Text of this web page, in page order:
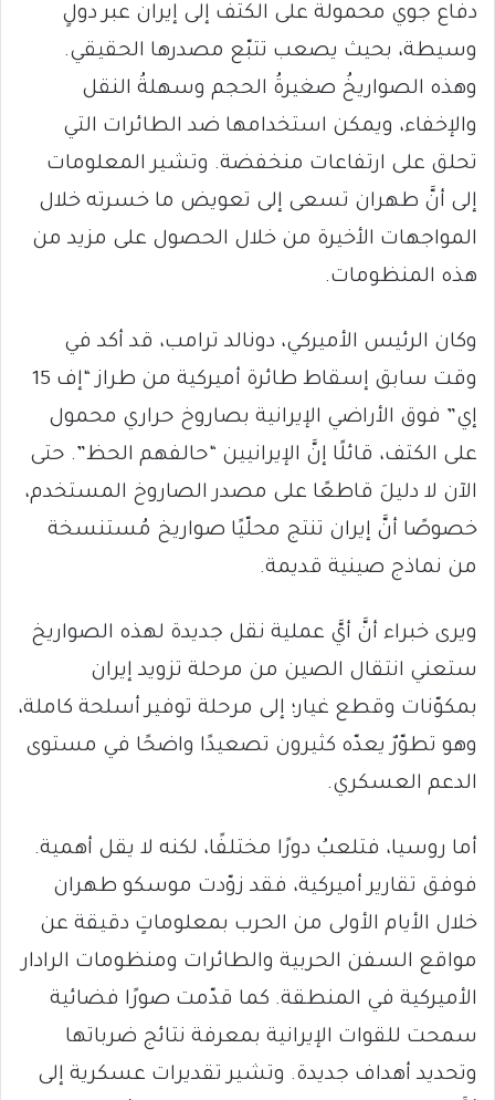
دفاع جوي محمولة على الكتف إلى إيران عبر دولٍ
وسيطة، بحيث يصعب تتبّع مصدرها الحقيقي.
وهذه الصواريخُ صغيرةُ الحجم وسهلةُ النقل
والإخفاء، ويمكن استخدامها ضد الطائرات التي
تحلق على ارتفاعات منخفضة. وتشير المعلومات
إلى أنَّ طهران تسعى إلى تعويض ما خسرته خلال
المواجهات الأخيرة من خلال الحصول على مزيد من
هذه المنظومات.
وكان الرئيس الأميركي، دونالد ترامب، قد أكد في
وقت سابق إسقاط طائرة أميركية من طراز “إف 15
إي” فوق الأراضي الإيرانية بصاروخ حراري محمول
على الكتف، قائلًا إنَّ الإيرانيين “حالفهم الحظ”. حتى
الآن لا دليلَ قاطعًا على مصدر الصاروخ المستخدم،
خصوصًا أنَّ إيران تنتج محلّيًا صواريخ مُستنسخة
من نماذج صينية قديمة.
ويرى خبراء أنَّ أيَّ عملية نقل جديدة لهذه الصواريخ
ستعني انتقال الصين من مرحلة تزويد إيران
بمكوّنات وقطع غيار؛ إلى مرحلة توفير أسلحة كاملة،
وهو تطوّرٌ يعدّه كثيرون تصعيدًا واضحًا في مستوى
الدعم العسكري.
أما روسيا، فتلعبُ دورًا مختلفًا، لكنه لا يقل أهمية.
فوفق تقارير أميركية، فقد زوّدت موسكو طهران
خلال الأيام الأولى من الحرب بمعلوماتٍ دقيقة عن
مواقع السفن الحربية والطائرات ومنظومات الرادار
الأميركية في المنطقة. كما قدّمت صورًا فضائية
سمحت للقوات الإيرانية بمعرفة نتائج ضرباتها
وتحديد أهداف جديدة. وتشير تقديرات عسكرية إلى